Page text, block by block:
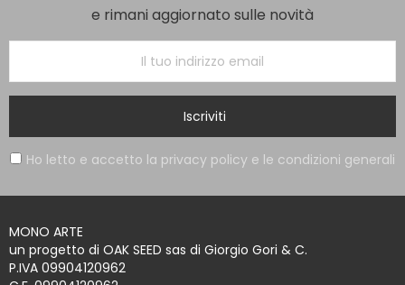
e rimani aggiornato sulle novità
Iscriviti
Ho letto e accetto la privacy policy e le condizioni generali
MONO ARTE
un progetto di OAK SEED sas di Giorgio Gori & C.
P.IVA 09904120962